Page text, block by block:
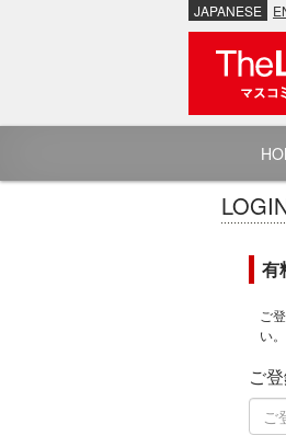
JAPANESE
有
ご
い。
ご